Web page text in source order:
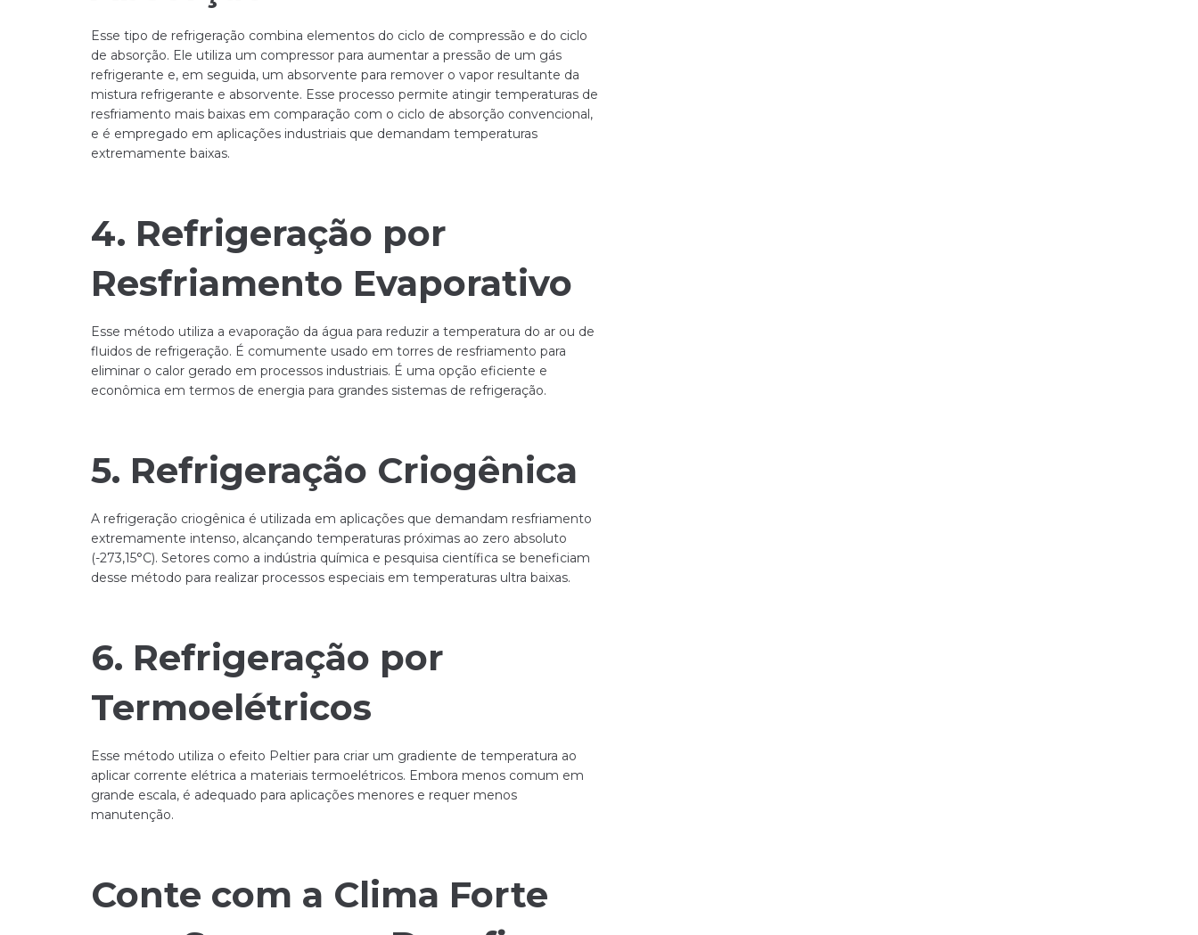
Esse tipo de refrigeração combina elementos do ciclo de compressão e do ciclo
de absorção. Ele utiliza um compressor para aumentar a pressão de um gás
refrigerante e, em seguida, um absorvente para remover o vapor resultante da
mistura refrigerante e absorvente. Esse processo permite atingir temperaturas de
resfriamento mais baixas em comparação com o ciclo de absorção convencional,
e é empregado em aplicações industriais que demandam temperaturas
extremamente baixas.
4. Refrigeração por
Resfriamento Evaporativo
Esse método utiliza a evaporação da água para reduzir a temperatura do ar ou de
fluidos de refrigeração. É comumente usado em torres de resfriamento para
eliminar o calor gerado em processos industriais. É uma opção eficiente e
econômica em termos de energia para grandes sistemas de refrigeração.
5. Refrigeração Criogênica
A refrigeração criogênica é utilizada em aplicações que demandam resfriamento
extremamente intenso, alcançando temperaturas próximas ao zero absoluto
(-273,15°C). Setores como a indústria química e pesquisa científica se beneficiam
desse método para realizar processos especiais em temperaturas ultra baixas.
6. Refrigeração por
Termoelétricos
Esse método utiliza o efeito Peltier para criar um gradiente de temperatura ao
aplicar corrente elétrica a materiais termoelétricos. Embora menos comum em
grande escala, é adequado para aplicações menores e requer menos
manutenção.
Conte com a Clima Forte